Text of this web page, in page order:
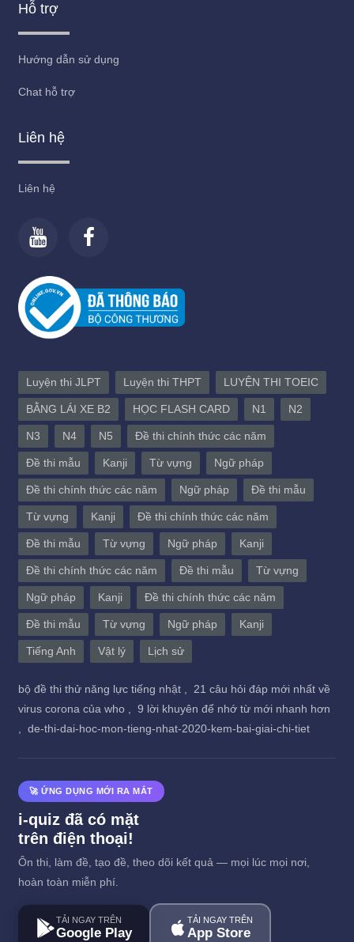
Hỗ trợ
Hướng dẫn sử dụng
Chat hỗ trợ
Liên hệ
Liên hệ
Luyện thi JLPT Luyện thi THPT LUYỆN THI TOEIC
BẰNG LÁI XE B2 HỌC FLASH CARD N1 N2
N3 N4 N5 Đề thi chính thức các năm
Đề thi mẫu Kanji Từ vựng Ngữ pháp
Đề thi chính thức các năm Ngữ pháp Đề thi mẫu
Từ vựng Kanji Đề thi chính thức các năm
Đề thi mẫu Từ vựng Ngữ pháp Kanji
Đề thi chính thức các năm Đề thi mẫu Từ vựng
Ngữ pháp Kanji Đề thi chính thức các năm
Đề thi mẫu Từ vựng Ngữ pháp Kanji
Tiếng Anh Vật lý Lịch sử
bộ đề thi thử năng lực tiếng nhật ,
21 câu hỏi đáp mới nhất về
virus corona của who ,
9 lời khuyên để nhớ từ mới nhanh hơn
de-thi-dai-hoc-mon-tieng-nhat-2020-kem-bai-giai-chi-tiet
🚀 ỨNG DỤNG MỚI RA MẮT
i-quiz đã có mặt
trên điện thoại!
Ôn thi, làm đề, tạo đề, theo dõi kết quả — mọi lúc mọi nơi,
hoàn toàn miễn phí.
TẢI NGAY TRÊN
Google Play
TẢI NGAY TRÊN
App Store